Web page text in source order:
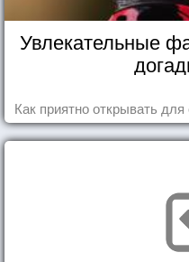
Увлекательные
Как приятно открывать